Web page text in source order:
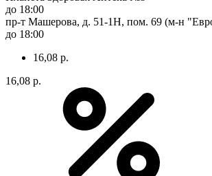
до 18:00
пр-т Машерова, д. 51-1Н, пом. 69 (м-н
до 18:00
16,08 р.
16,08 р.